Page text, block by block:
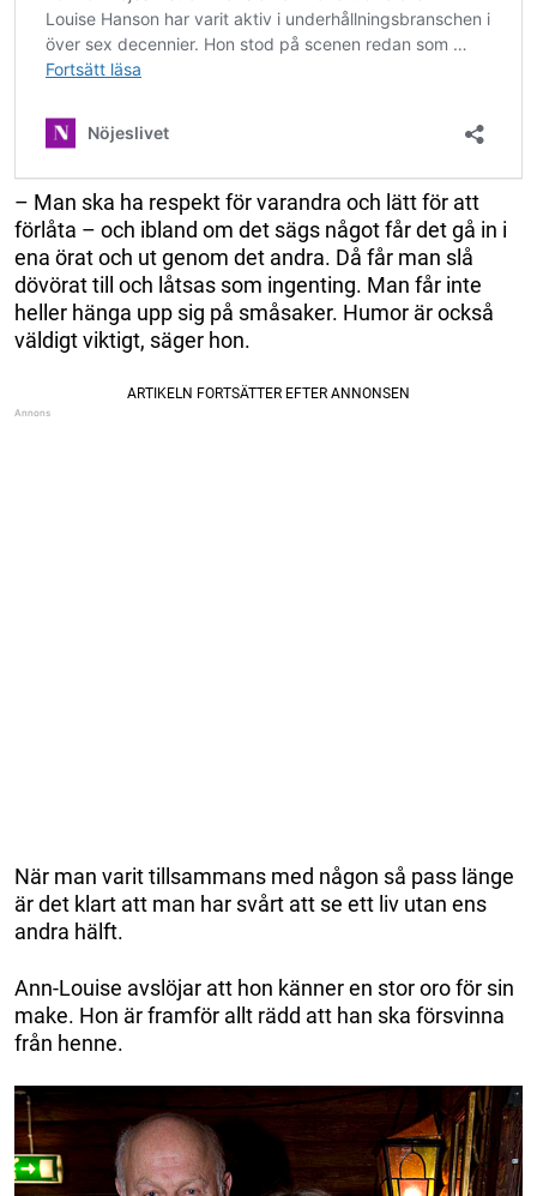
– Man ska ha respekt för varandra och lätt för att
förlåta – och ibland om det sägs något får det gå in i
ena örat och ut genom det andra. Då får man slå
dövörat till och låtsas som ingenting. Man får inte
heller hänga upp sig på småsaker. Humor är också
väldigt viktigt, säger hon.
När man varit tillsammans med någon så pass länge
är det klart att man har svårt att se ett liv utan ens
andra hälft.
Ann-Louise avslöjar att hon känner en stor oro för sin
make. Hon är framför allt rädd att han ska försvinna
från henne.